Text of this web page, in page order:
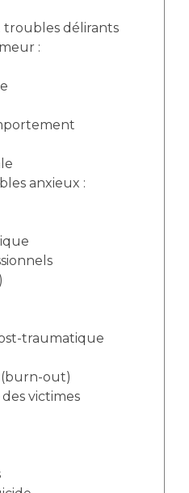
troubles délirants
:
anxieux :
traumatique
(burn-out)
victimes